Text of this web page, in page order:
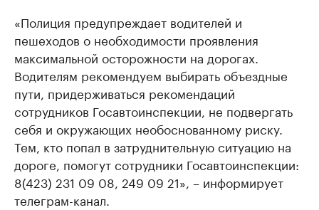
«Полиция предупреждает водителей и
пешеходов о необходимости проявления
максимальной осторожности на дорогах.
Водителям рекомендуем выбирать объездные
пути, придерживаться рекомендаций
сотрудников Госавтоинспекции, не подвергать
себя и окружающих необоснованному риску.
Тем, кто попал в затруднительную ситуацию на
дороге, помогут сотрудники Госавтоинспекции:
8(423) 231 09 08, 249 09 21», – информирует
телеграм-канал.